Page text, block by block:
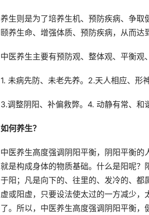
养生则是为了培养生机、预防疾病、争
颐养生命、增强体质、预防疾病，从而达
中医养生主要有预防观、整体观、平衡观
1. 未病先防、未老先养。2.天人相应、形神
3.调整阴阳、补偏救弊。4. 动静有常、和
如何养生？
中医养生高度强调阴阳平衡，阴阳平衡
就是构成身体的物质基础。什么是阳呢
于阳；凡是向下的、往里的、发冷的、
虚或阳虚，只要设法使太过的一方减少
了。所以，中医养生高度强调阴阳平衡，